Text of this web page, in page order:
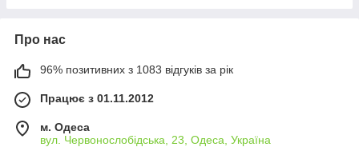
Про нас
96% позитивних з 1083 відгуків за рік
Працює з 01.11.2012
м. Одеса
вул. Червонослобідська, 23, Одеса, Україна